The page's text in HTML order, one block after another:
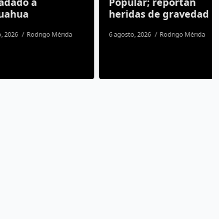
Rodrigo Mérida
heridas de gravedad
6 agosto, 2026 Rodrigo Mérida